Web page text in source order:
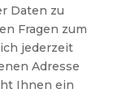
Daten zu
Fragen zum
jederzeit
Adresse
Ihnen ein